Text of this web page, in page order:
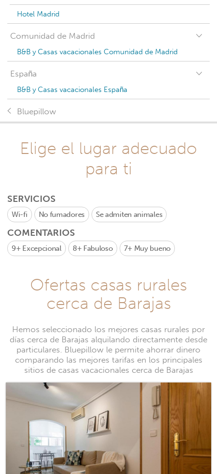
Hotel Madrid
Comunidad de Madrid
B&B y Casas vacacionales Comunidad de Madrid
España
B&B y Casas vacacionales España
Bluepillow
Elige el lugar adecuado
para ti
SERVICIOS
Wi-fi No fumadores Se admiten animales
COMENTARIOS
9+ Excepcional 8+ Fabuloso 7+ Muy bueno
Ofertas casas rurales
cerca de Barajas
Hemos seleccionado los mejores casas rurales por
días cerca de Barajas alquilando directamente desde
particulares. Bluepillow le permite ahorrar dinero
comparando las mejores tarifas en los principales
sitios de casas vacacionales cerca de Barajas